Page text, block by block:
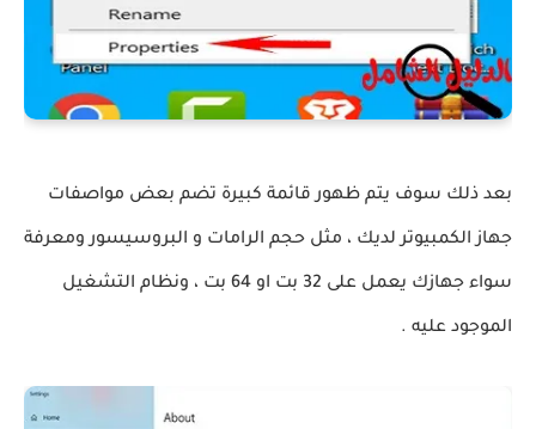
بعد ذلك سوف يتم ظهور قائمة كبيرة تضم بعض مواصفات
جهاز الكمبيوتر لديك ، مثل حجم الرامات و البروسيسور ومعرفة
سواء جهازك يعمل على 32 بت او 64 بت ، ونظام التشغيل
الموجود عليه .